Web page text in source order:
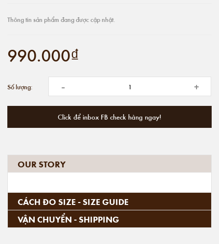
Thông tin sản phẩm đang được cập nhật.
990.000₫
Số lượng: - +
Click để inbox FB check hàng ngay!
OUR STORY
CÁCH ĐO SIZE - SIZE GUIDE
VẬN CHUYỂN - SHIPPING